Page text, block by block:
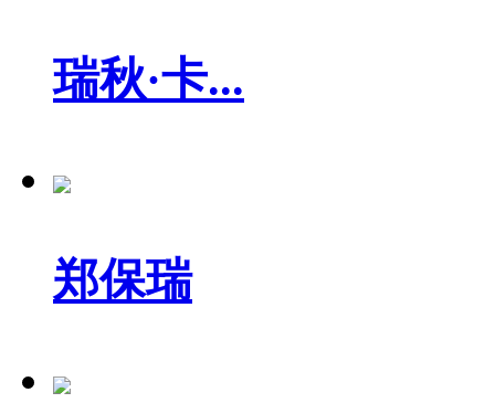
瑞秋·卡...
郑保瑞